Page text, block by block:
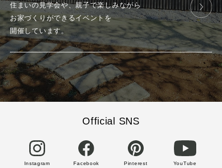
住まいの見学会や、親子で楽しみながら
お家づくりができるイベントを
開催しています。
Official SNS
Instagram Facebook Pinterest YouTube